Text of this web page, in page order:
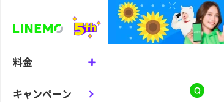
料金
キャンペーン